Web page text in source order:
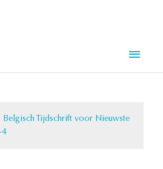
Belgisch Tijdschrift voor Nieuwste
4